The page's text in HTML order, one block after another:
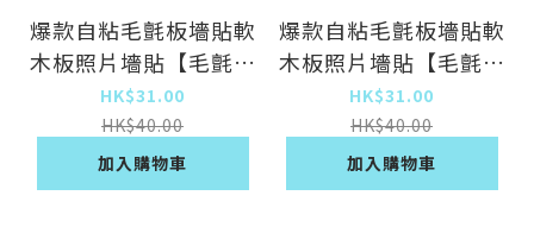
爆款自粘毛氈板墻貼軟
木板照片墻貼【毛氈六
邊形灰色】
HK$31.00
HK$40.00
加入購物車
爆款自粘毛氈板墻貼軟
木板照片墻貼【毛氈六
邊形橘色】
HK$31.00
HK$40.00
加入購物車